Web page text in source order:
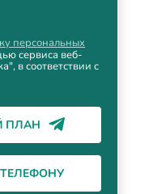
персональных
сервиса веб-
в соответствии с
ПЛАН